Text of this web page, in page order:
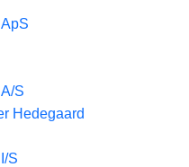
S
Hedegaard
S